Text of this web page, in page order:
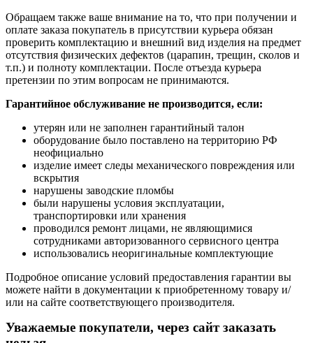
Обращаем также ваше внимание на то, что при получении и
оплате заказа покупатель в присутствии курьера обязан
проверить комплектацию и внешний вид изделия на предмет
отсутствия физических дефектов (царапин, трещин, сколов и
т.п.) и полноту комплектации. После отъезда курьера
претензии по этим вопросам не принимаются.
Гарантийное обслуживание не производится, если:
утерян или не заполнен гарантийный талон
оборудование было поставлено на территорию РФ
неофициально
изделие имеет следы механического повреждения или
вскрытия
нарушены заводские пломбы
были нарушены условия эксплуатации,
транспортировки или хранения
проводился ремонт лицами, не являющимися
сотрудниками авторизованного сервисного центра
использовались неоригинальные комплектующие
Подробное описание условий предоставления гарантии вы
можете найти в документации к приобретенному товару и/
или на сайте соответствующего производителя.
Уважаемые покупатели, через сайт заказать